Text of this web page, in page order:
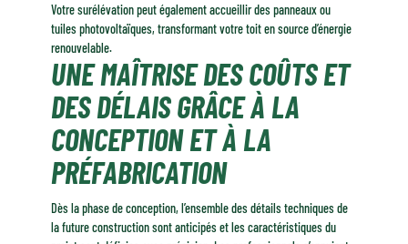
Votre surélévation peut également accueillir des panneaux ou
tuiles photovoltaïques, transformant votre toit en source d’énergie
renouvelable.
UNE MAÎTRISE DES COÛTS ET
DES DÉLAIS GRÂCE À LA
CONCEPTION ET À LA
PRÉFABRICATION
Dès la phase de conception, l’ensemble des détails techniques de
la future construction sont anticipés et les caractéristiques du